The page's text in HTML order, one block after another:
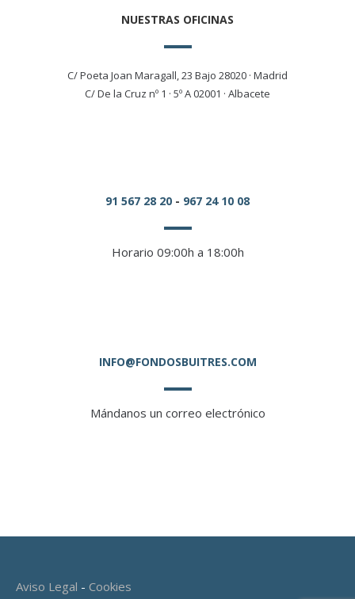
NUESTRAS OFICINAS
C/ Poeta Joan Maragall, 23 Bajo 28020 · Madrid
C/ De la Cruz nº 1 · 5º A 02001 · Albacete
91 567 28 20 - 967 24 10 08
Horario 09:00h a 18:00h
INFO@FONDOSBUITRES.COM
Mándanos un correo electrónico
Aviso Legal - Cookies